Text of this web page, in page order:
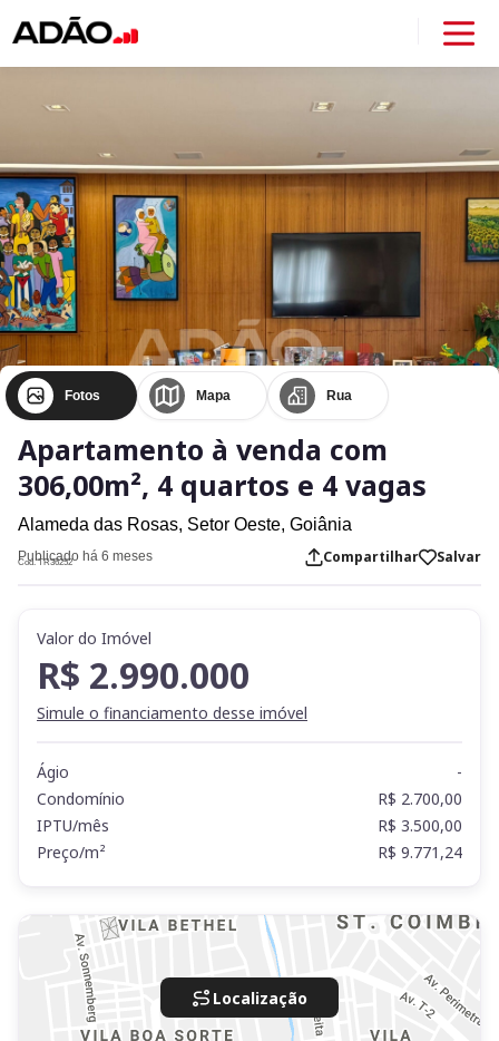
Fotos Mapa Rua
Apartamento à venda com
306,00m², 4 quartos e 4 vagas
Alameda das Rosas, Setor Oeste, Goiânia
Publicado há 6 meses
Cod. TR36252 Compartilhar Salvar
Valor do Imóvel
R$ 2.990.000
Simule o financiamento desse imóvel
Ágio
-
Condomínio
R$ 2.700,00
IPTU/mês
R$ 3.500,00
Preço/m²
R$ 9.771,24
Localização